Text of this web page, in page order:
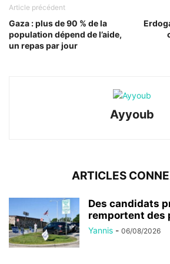
Article précédent
Gaza : plus de 90 % de la
population dépend de l’aide,
un repas par jour
Ayyoub
ARTICLES
Des candidats
remportent des
Yannis - 06/08/2026